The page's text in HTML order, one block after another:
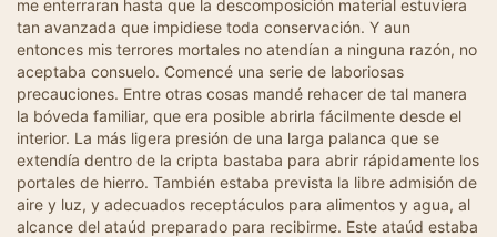
me enterraran hasta que la descomposición material estuviera
tan avanzada que impidiese toda conservación. Y aun
entonces mis terrores mortales no atendían a ninguna razón, no
aceptaba consuelo. Comencé una serie de laboriosas
precauciones. Entre otras cosas mandé rehacer de tal manera
la bóveda familiar, que era posible abrirla fácilmente desde el
interior. La más ligera presión de una larga palanca que se
extendía dentro de la cripta bastaba para abrir rápidamente los
portales de hierro. También estaba prevista la libre admisión de
aire y luz, y adecuados receptáculos para alimentos y agua, al
alcance del ataúd preparado para recibirme. Este ataúd estaba